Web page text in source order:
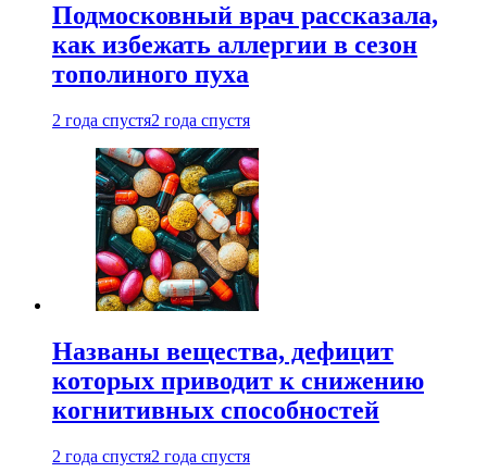
Подмосковный врач рассказала,
как избежать аллергии в сезон
тополиного пуха
2 года спустя2 года спустя
Названы вещества, дефицит
которых приводит к снижению
когнитивных способностей
2 года спустя2 года спустя